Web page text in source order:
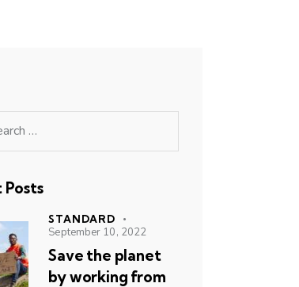
Posts
STANDARD
September 10, 2022
Save the planet
by working from